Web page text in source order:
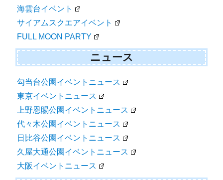
海雲台イベント
サイアムスクエアイベント
FULL MOON PARTY
ニュース
勾当台公園イベントニュース
東京イベントニュース
上野恩賜公園イベントニュース
代々木公園イベントニュース
日比谷公園イベントニュース
久屋大通公園イベントニュース
大阪イベントニュース